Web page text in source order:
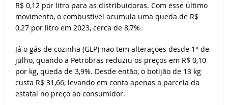
R$ 0,12 por litro para as distribuidoras. Com esse último
movimento, o combustível acumula uma queda de R$
0,27 por litro em 2023, cerca de 8,7%.
Já o gás de cozinha (GLP) não tem alterações desde 1° de
julho, quando a Petrobras reduziu os preços em R$ 0,10
por kg, queda de 3,9%. Desde então, o botijão de 13 kg
custa R$ 31,66, levando em conta apenas a parcela da
estatal no preço ao consumidor.